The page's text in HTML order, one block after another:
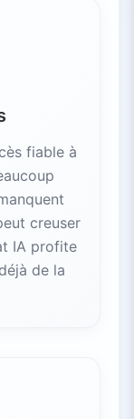
fiable à
creuser
IA profite
de la